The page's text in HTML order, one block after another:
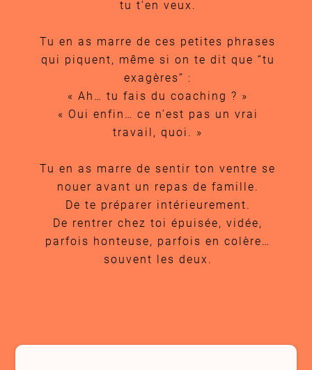
tu t’en veux.
Tu en as marre de ces petites phrases
qui piquent, même si on te dit que “tu
exagères” :
« Ah… tu fais du coaching ? »
« Oui enfin… ce n’est pas un vrai
travail, quoi. »
Tu en as marre de sentir ton ventre se
nouer avant un repas de famille.
De te préparer intérieurement.
De rentrer chez toi épuisée, vidée,
parfois honteuse, parfois en colère…
souvent les deux.